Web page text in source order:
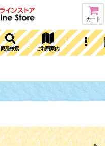
カート
商品検索 ご利用案内